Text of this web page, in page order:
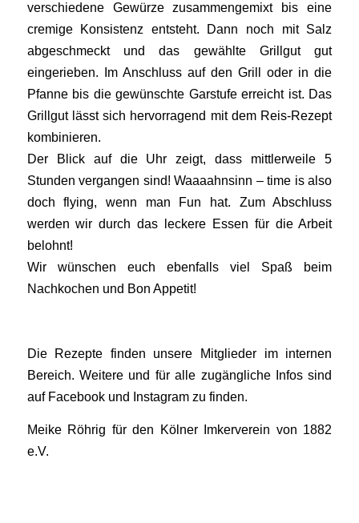
verschiedene Gewürze zusammengemixt bis eine
cremige Konsistenz entsteht. Dann noch mit Salz
abgeschmeckt und das gewählte Grillgut gut
eingerieben. Im Anschluss auf den Grill oder in die
Pfanne bis die gewünschte Garstufe erreicht ist. Das
Grillgut lässt sich hervorragend mit dem Reis-Rezept
kombinieren.
Der Blick auf die Uhr zeigt, dass mittlerweile 5
Stunden vergangen sind! Waaaahnsinn – time is also
doch flying, wenn man Fun hat. Zum Abschluss
werden wir durch das leckere Essen für die Arbeit
belohnt!
Wir wünschen euch ebenfalls viel Spaß beim
Nachkochen und Bon Appetit!
Die Rezepte finden unsere Mitglieder im internen
Bereich. Weitere und für alle zugängliche Infos sind
auf Facebook und Instagram zu finden.
Meike Röhrig für den Kölner Imkerverein von 1882
e.V.